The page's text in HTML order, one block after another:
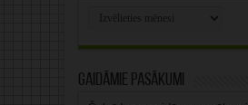
Gaidāmie pasākumi